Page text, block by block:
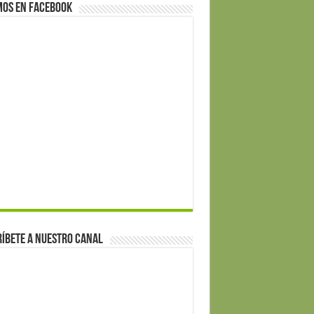
en Facebook
a nuestro canal